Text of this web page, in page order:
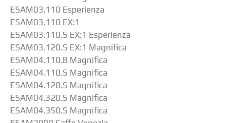
ESAM03.110 Esperienza
ESAM03.110 EX:1
ESAM03.110.S EX:1 Esperienza
ESAM03.120.S EX:1 Magnifica
ESAM04.110.B Magnifica
ESAM04.110.S Magnifica
ESAM04.120.S Magnifica
ESAM04.320.S Magnifica
ESAM04.350.S Magnifica